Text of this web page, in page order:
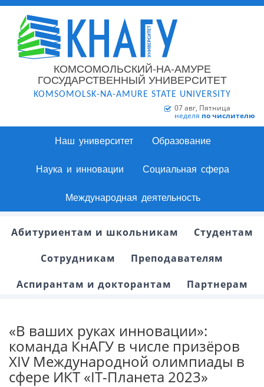
КОМСОМОЛЬСКИЙ-НА-АМУРЕ
ГОСУДАРСТВЕННЫЙ УНИВЕРСИТЕТ
KOMSOMOLSK-NA-AMURE STATE UNIVERSITY
07 авг, Пятница
неделя по числителю
Наш университет Образование
Наука и инновации Социальная сфера
Международная деятельность
Абитуриентам и школьникам
Студентам
Сотрудникам
Преподавателям
Аспирантам и докторантам
Партнерам
«В ваших руках инновации»:
команда КнАГУ в числе призёров
XIV Международной олимпиады в
сфере ИКТ «IT-Планета 2023»